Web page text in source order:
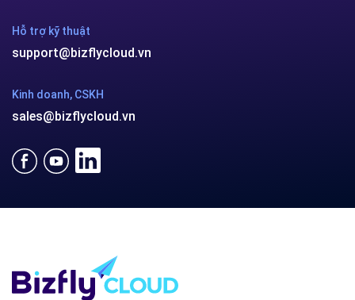
Hỗ trợ kỹ thuật
support@bizflycloud.vn
Kinh doanh, CSKH
sales@bizflycloud.vn